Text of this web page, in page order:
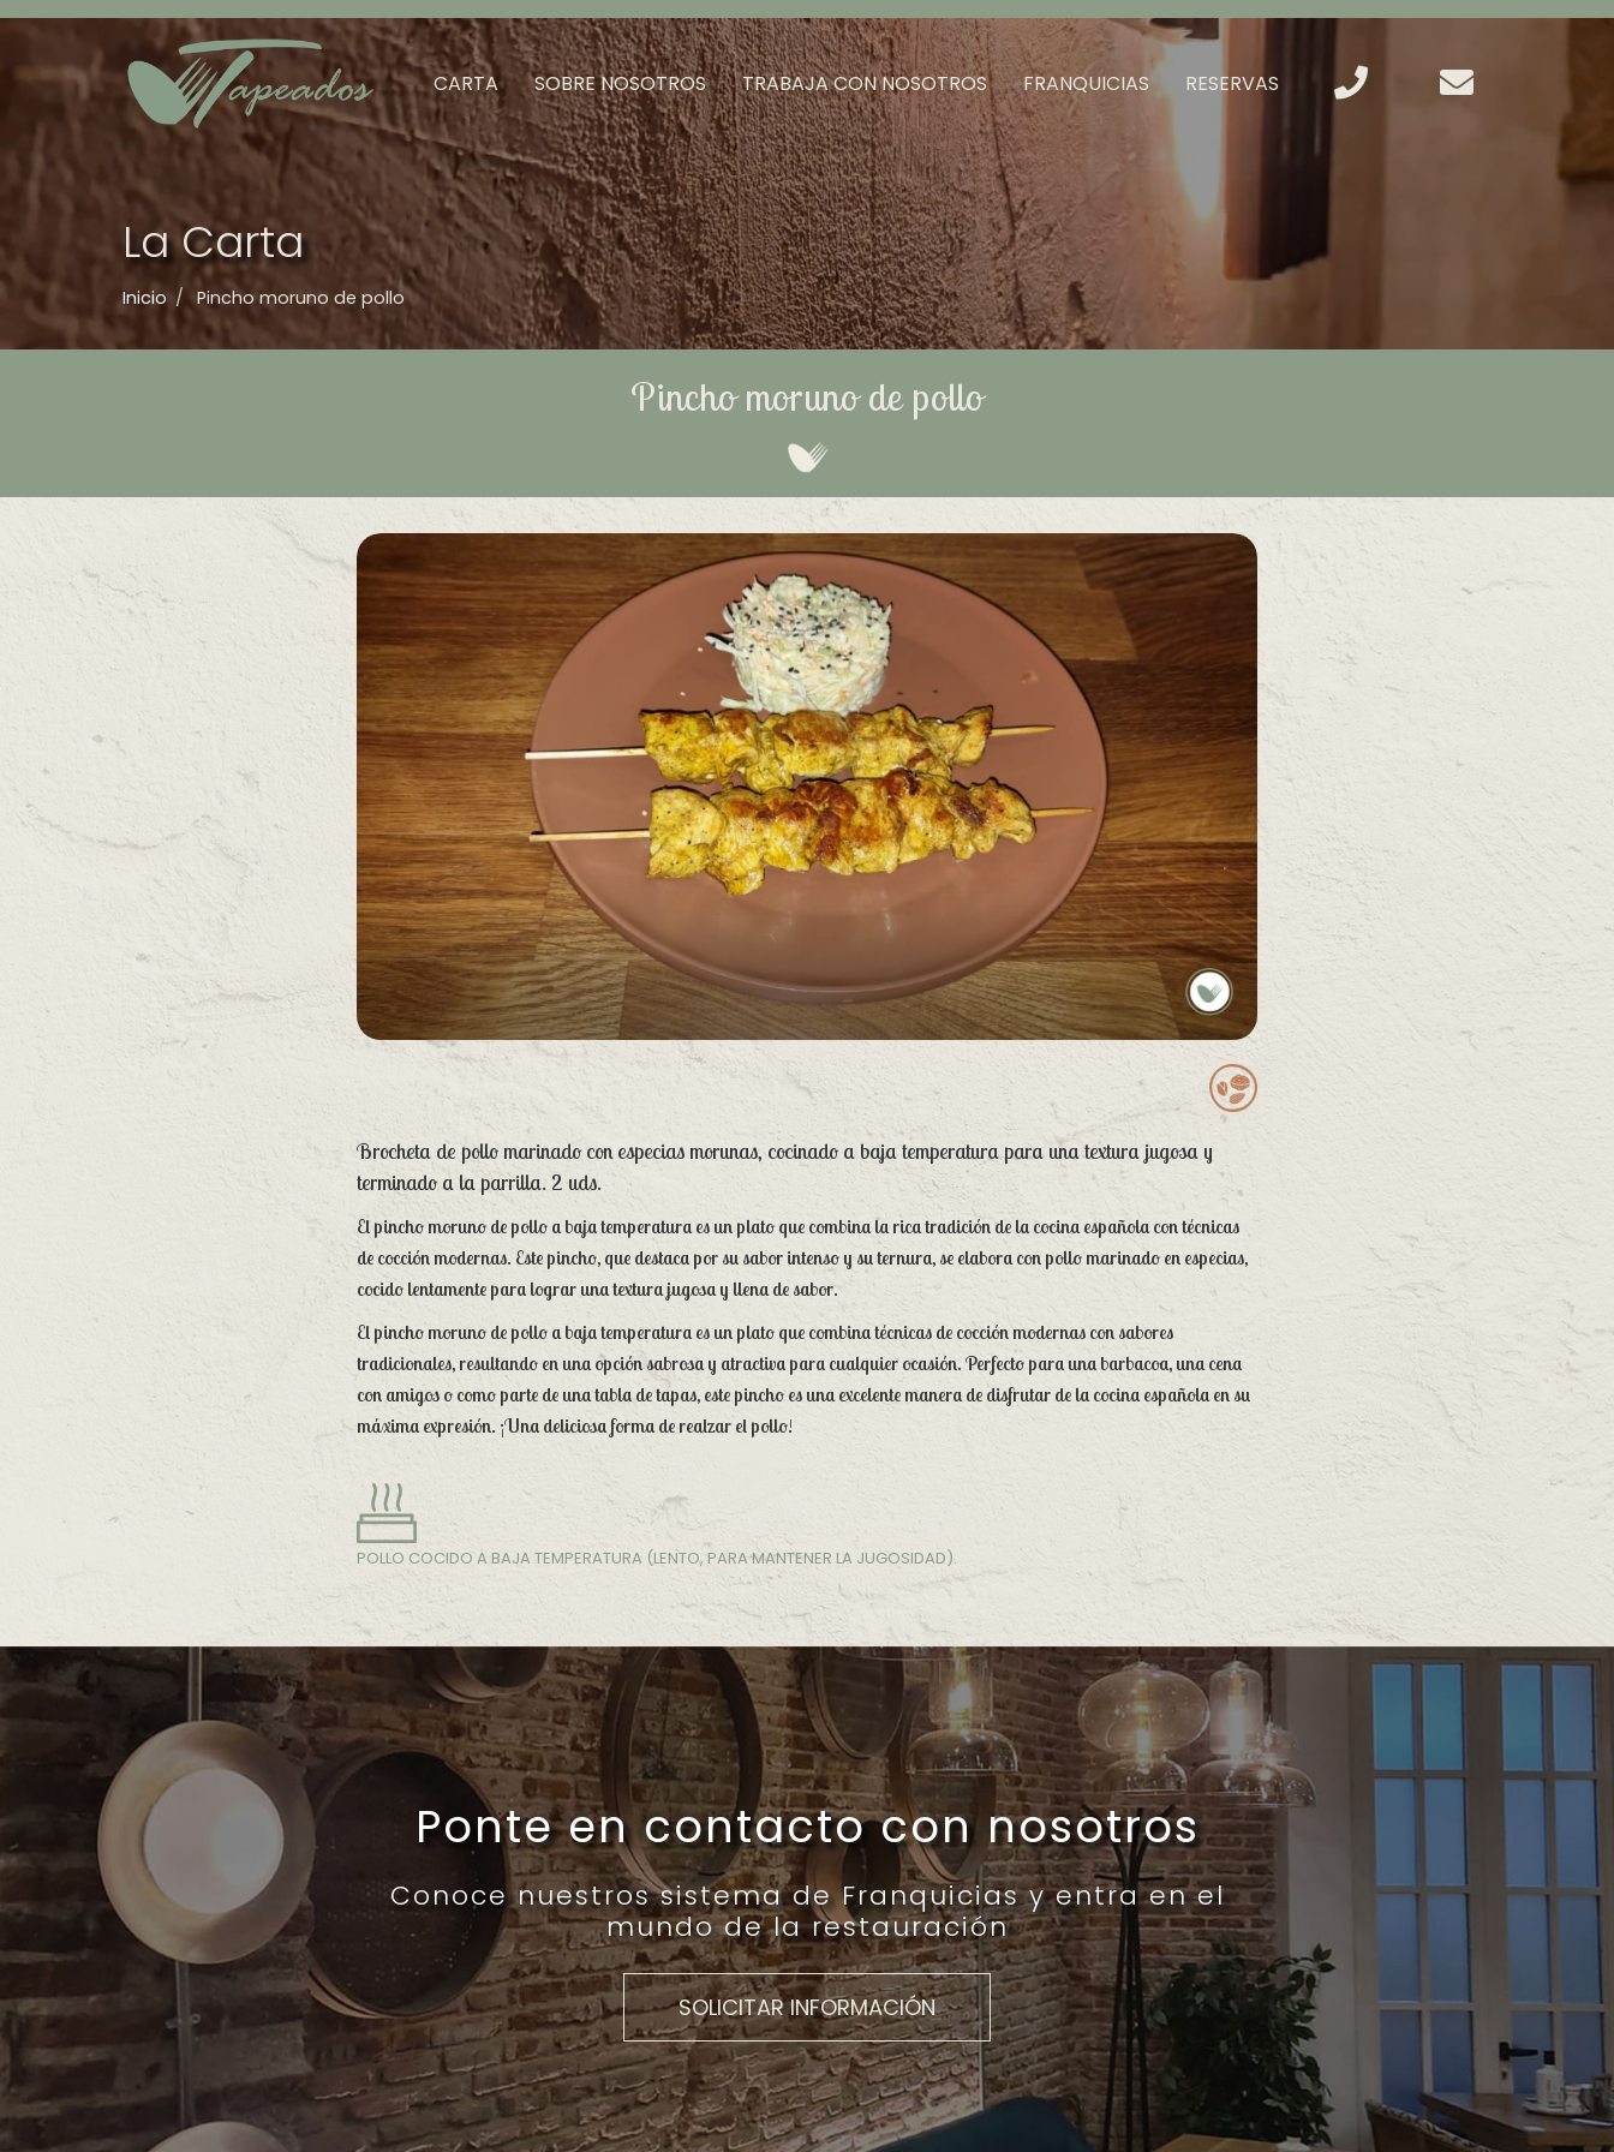
Menú
principalCARTA SOBRE NOSOTROS TRABAJA CON NOSOTROS FRANQUICIAS RESERVAS
La Carta
Inicio Pincho moruno de pollo
Pincho moruno de pollo
Brocheta de pollo marinado con especias morunas, cocinado a baja temperatura para una textura jugosa y
terminado a la parrilla. 2 uds.
El pincho moruno de pollo a baja temperatura es un plato que combina la rica tradición de la cocina española con técnicas
de cocción modernas. Este pincho, que destaca por su sabor intenso y su ternura, se elabora con pollo marinado en especias,
cocido lentamente para lograr una textura jugosa y llena de sabor.
El pincho moruno de pollo a baja temperatura es un plato que combina técnicas de cocción modernas con sabores
tradicionales, resultando en una opción sabrosa y atractiva para cualquier ocasión. Perfecto para una barbacoa, una cena
con amigos o como parte de una tabla de tapas, este pincho es una excelente manera de disfrutar de la cocina española en su
máxima expresión. ¡Una deliciosa forma de realzar el pollo!
POLLO COCIDO A BAJA TEMPERATURA (LENTO, PARA MANTENER LA JUGOSIDAD).
Ponte en contacto con nosotros
Conoce nuestros sistema de Franquicias y entra en el
mundo de la restauración
SOLICITAR INFORMACIÓN